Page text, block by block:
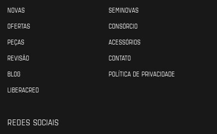
NOVAS
SEMINOVAS
OFERTAS
CONSÓRCIO
PEÇAS
ACESSÓRIOS
REVISÃO
CONTATO
BLOG
POLÍTICA DE PRIVACIDADE
LIBERACRED
REDES SOCIAIS